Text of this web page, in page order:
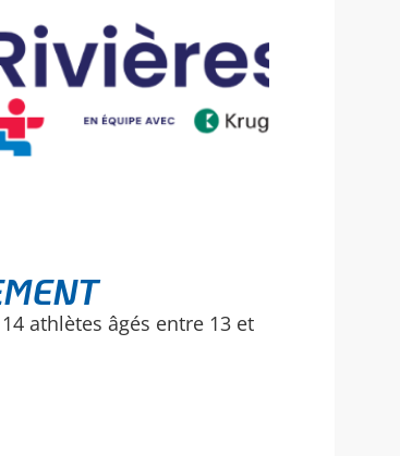
athlètes âgés entre 13 et